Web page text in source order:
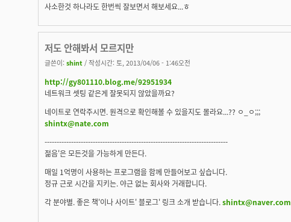
사소한것 하나라도 한번씩 잘보면서 해보세요...ㅎ
저도 안해봐서 모르지만
글쓴이: shint / 작성시간: 토, 2013/04/06 - 1:46오전
http://gy801110.blog.me/92951934
네트워크 셋팅 같은게 잘못되지 않았을까요?
네이트로 연락주시면. 원격으로 확인해볼 수 있을지도 몰라요...?? ㅇ_ㅇ;;;
shintx@nate.com
----------------------------------------------------------------------------
젊음'은 모든것을 가능하게 만든다.
매일 1억명이 사용하는 프로그램을 함께 만들어보고 싶습니다.
정규 근로 시간을 지키는. 야근 없는 회사와 거래합니다.
각 분야별. 좋은 책'이나 사이트' 블로그' 링크 소개 받습니다.shintx@naver.com